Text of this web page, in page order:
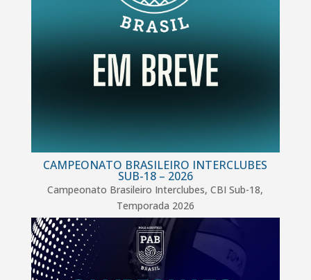
CAMPEONATO BRASILEIRO INTERCLUBES
SUB-18 – 2026
Campeonato Brasileiro Interclubes,CBI Sub-18,
Temporada 2026